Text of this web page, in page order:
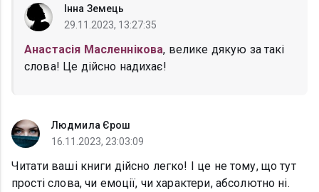
Інна Земець
29.11.2023, 13:27:35
Анастасія Масленнікова, велике дякую за такі
слова! Це дійсно надихає!
Людмила Єрош
16.11.2023, 23:03:09
Читати ваші книги дійсно легко! І це не тому, що тут
прості слова, чи емоції, чи характери, абсолютно ні.